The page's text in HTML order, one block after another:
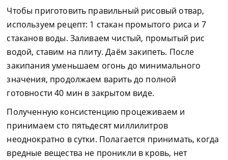
Чтобы приготовить правильный рисовый отвар,
используем рецепт: 1 стакан промытого риса и 7
стаканов воды. Заливаем чистый, промытый рис
водой, ставим на плиту. Даём закипеть. После
закипания уменьшаем огонь до минимального
значения, продолжаем варить до полной
готовности 40 мин в закрытом виде.
Полученную консистенцию процеживаем и
принимаем сто пятьдесят миллилитров
неоднократно в сутки. Полагается принимать, когда
вредные вещества не проникли в кровь, нет